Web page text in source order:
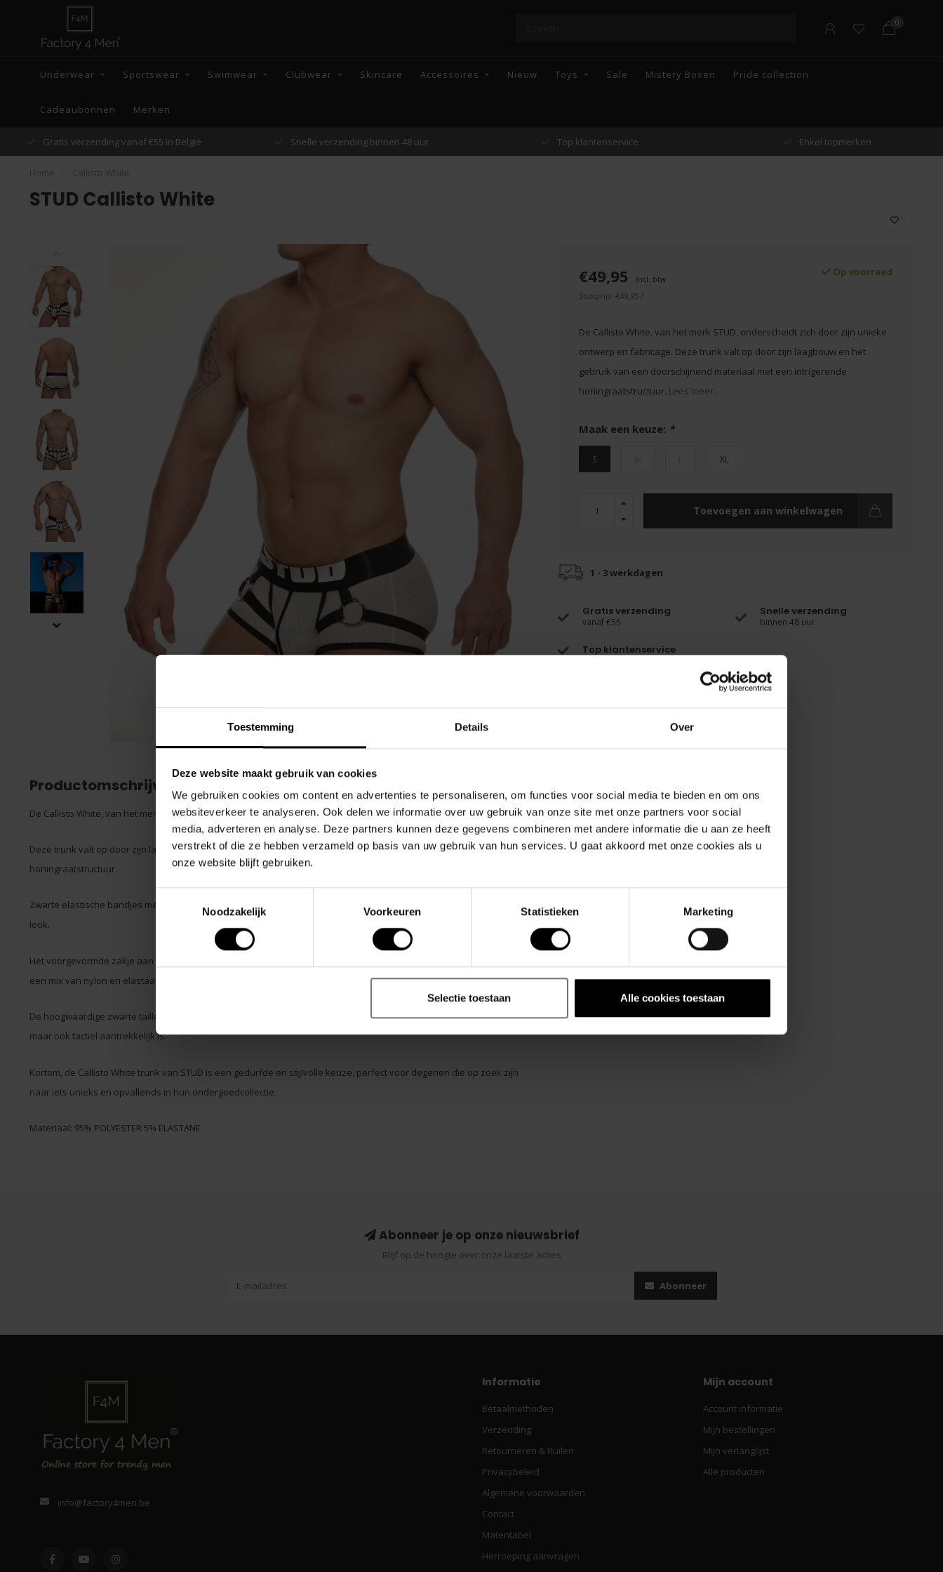
Toestemming Details Over
Deze website maakt gebruik van cookies
We gebruiken cookies om content en advertenties te personaliseren, om functies voor social media te bieden en om ons
websiteverkeer te analyseren. Ook delen we informatie over uw gebruik van onze site met onze partners voor social
media, adverteren en analyse. Deze partners kunnen deze gegevens combineren met andere informatie die u aan ze heeft
verstrekt of die ze hebben verzameld op basis van uw gebruik van hun services. U gaat akkoord met onze cookies als u
onze website blijft gebruiken.
Noodzakelijk
Voorkeuren Statistieken Marketing
Selectie toestaan Alle cookies toestaan
0
Underwear Sportswear Swimwear Clubwear Skincare Accessoires Nieuw Toys Sale Mistery Boxen Pride collection
Cadeaubonnen Merken
Snelle verzending binnen 48 uur Top klantenservice Enkel topmerken Gratis verzending vanaf €55 in België
STUD Callisto White
€49,95 Incl. btw
Op voorraad
Stukprijs: €49,95 /
De Callisto White, van het merk STUD, onderscheidt zich door zijn unieke
ontwerp en fabricage. Deze trunk valt op door zijn laagbouw en het
gebruik van een doorschijnend materiaal met een intrigerende
honingraatstructuur. Lees meer..
Maak een keuze: *
S XL
Toevoegen aan winkelwagen
1 - 3 werkdagen
Gratis verzending
vanaf €55
Snelle verzending
binnen 48 uur
Top klantenservice
Productomschrijving
De Callisto White, van het merk STUD, onderscheidt zich door zijn unieke ontwerp en fabricage.
Deze trunk valt op door zijn laagbouw en het gebruik van een doorschijnend materiaal met een intrigerende
honingraatstructuur.
Zwarte elastische bandjes met gepolijste zilveren metalen ringen accentueren de trunk en geven het een opvallende
look.
Het voorgevormde zakje aan de voorkant is ontworpen om je edele delen te accentueren, terwijl de zwarte bies van
een mix van nylon en elastaan zorgt voor een grafisch contrast tegen de witte basis van de trunk.
De hoogwaardige zwarte tailleband is voorzien van een opvallend rubberen STUD-logo in reliëf, wat niet alleen visueel
maar ook tactiel aantrekkelijk is.
Kortom, de Callisto White trunk van STUD is een gedurfde en stijlvolle keuze, perfect voor degenen die op zoek zijn
naar iets unieks en opvallends in hun ondergoedcollectie.
Materiaal: 95% POLYESTER 5% ELASTANE
Abonneer je op onze nieuwsbrief
Blijf op de hoogte over onze laatste acties
Abonneer
info@factory4men.be
Informatie
Betaalmethoden
Verzending
Retourneren & Ruilen
Privacybeleid
Algemene voorwaarden
Contact
Matentabel
Herroeping aanvragen
Mijn account
Account informatie
Mijn bestellingen
Mijn verlanglijst
Alle producten